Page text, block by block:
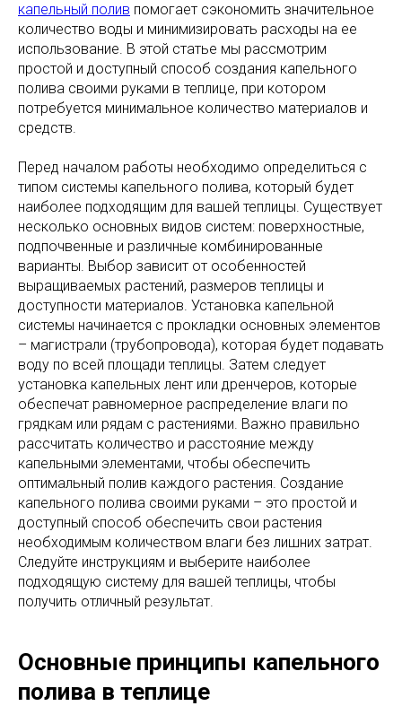
капельный полив помогает сэкономить значительное
количество воды и минимизировать расходы на ее
использование. В этой статье мы рассмотрим
простой и доступный способ создания капельного
полива своими руками в теплице, при котором
потребуется минимальное количество материалов и
средств.
Перед началом работы необходимо определиться с
типом системы капельного полива, который будет
наиболее подходящим для вашей теплицы. Существует
несколько основных видов систем: поверхностные,
подпочвенные и различные комбинированные
варианты. Выбор зависит от особенностей
выращиваемых растений, размеров теплицы и
доступности материалов. Установка капельной
системы начинается с прокладки основных элементов
– магистрали (трубопровода), которая будет подавать
воду по всей площади теплицы. Затем следует
установка капельных лент или дренчеров, которые
обеспечат равномерное распределение влаги по
грядкам или рядам с растениями. Важно правильно
рассчитать количество и расстояние между
капельными элементами, чтобы обеспечить
оптимальный полив каждого растения. Создание
капельного полива своими руками – это простой и
доступный способ обеспечить свои растения
необходимым количеством влаги без лишних затрат.
Следуйте инструкциям и выберите наиболее
подходящую систему для вашей теплицы, чтобы
получить отличный результат.
Основные принципы капельного
полива в теплице